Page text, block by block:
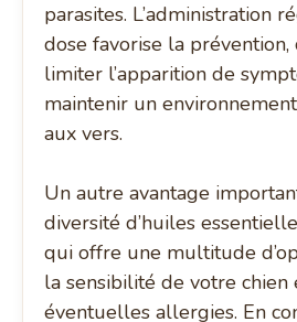
parasites. L’administration
dose favorise la
limiter l’apparition de
maintenir un
aux vers.
Un autre avantage
diversité d’huiles
qui offre une multitude
la sensibilité de votre chien
éventuelles allergies. En